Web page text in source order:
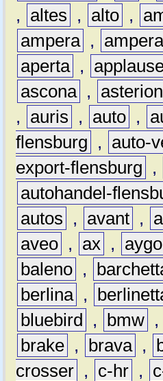
,
altes , alto ,
ampera ,
aperta ,
ascona , asterion
,
auris , auto ,
flensburg
,
auto-
export-flensburg
,
autohandel-
autos
, avant ,
aveo , ax , aygo
baleno ,
berlina ,
bluebird
, bmw ,
brake , brava ,
crosser , c-hr ,